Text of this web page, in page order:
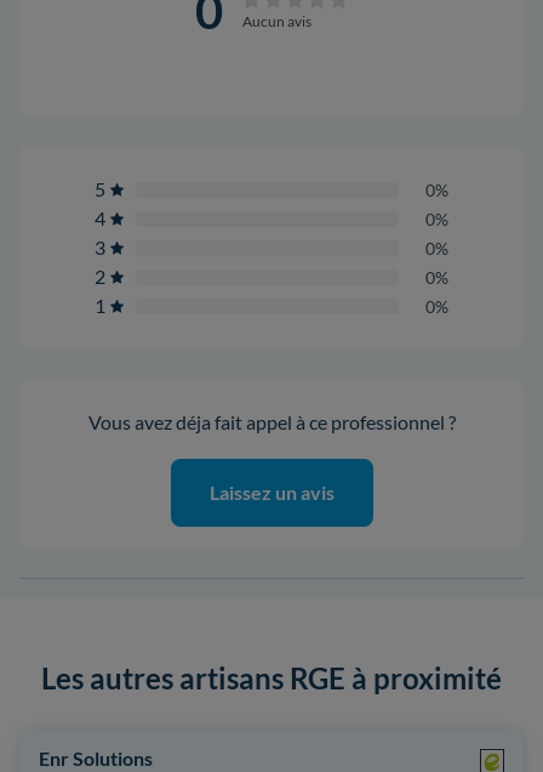
Aucun avis
5 0%
4 0%
3 0%
2 0%
1 0%
Vous avez déja fait appel à ce professionnel ?
Laissez un avis
Les autres artisans RGE à proximité
Enr Solutions